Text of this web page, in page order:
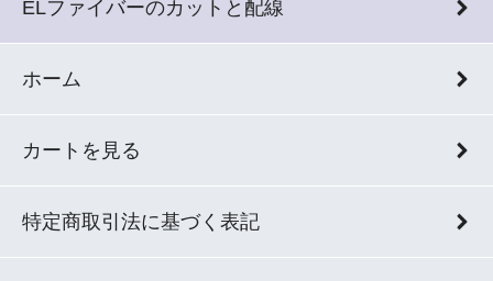
ELファイバーのカットと配線
ホーム
カートを見る
特定商取引法に基づく表記